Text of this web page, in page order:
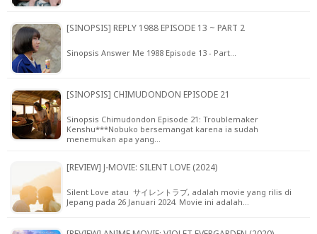
[SINOPSIS] REPLY 1988 EPISODE 13 ~ PART 2
Sinopsis Answer Me 1988 Episode 13 - Part…
[SINOPSIS] CHIMUDONDON EPISODE 21
Sinopsis Chimudondon Episode 21: Troublemaker
Kenshu***Nobuko bersemangat karena ia sudah
menemukan apa yang…
[REVIEW] J-MOVIE: SILENT LOVE (2024)
Silent Love atau サイレントラブ, adalah movie yang rilis di
Jepang pada 26 Januari 2024. Movie ini adalah…